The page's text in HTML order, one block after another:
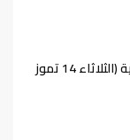
مقتطف الصحف الصهيونية (الثلاثاء 14 تموز